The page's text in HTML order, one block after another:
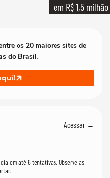
em R$ 1,5 milhão
os 20 maiores sites de
do Brasil.
Acessar →
em até 6 tentativas. Observe as